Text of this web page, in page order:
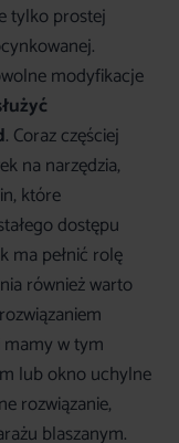
tylko prostej
modyfikacje
. Coraz częściej
na narzędzia,
które
dostępu
ma pełnić rolę
również warto
mamy w tym
lub okno uchylne
rozwiązanie,
blaszanym.